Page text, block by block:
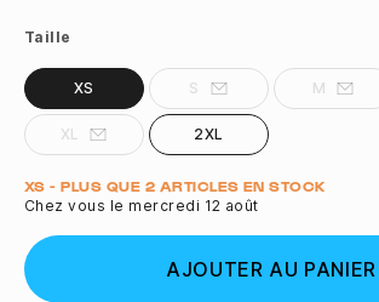
Taille
XS S M
XL 2XL
Quantité
XS - PLUS QUE 2 ARTICLES EN STOCK
Chez vous le mercredi 12 août
AJOUTER AU PANIER